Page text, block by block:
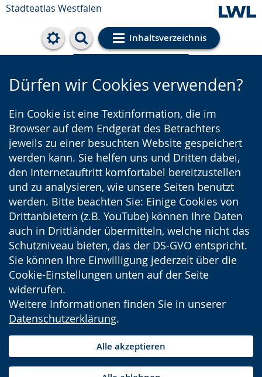
Städteatlas Westfalen
Inhaltsverzeichnis
Cookie-Einstellungen
Dürfen wir Cookies verwenden?
Ein Cookie ist eine Textinformation, die im
Browser auf dem Endgerät des Betrachters
jeweils zu einer besuchten Website gespeichert
werden kann. Sie helfen uns und Dritten dabei,
den Internetauftritt komfortabel bereitzustellen
und zu analysieren, wie unsere Seiten benutzt
werden. Bitte beachten Sie: Einige Cookies von
Drittanbietern (z.B. YouTube) können Ihre Daten
auch in Drittländer übermitteln, welche nicht das
Schutzniveau bieten, das der DS-GVO entspricht.
Sie können Ihre Einwilligung jederzeit über die
Cookie-Einstellungen unten auf der Seite
widerrufen.
Weitere Informationen finden Sie in unserer
Datenschutzerklärung.
Alle akzeptieren